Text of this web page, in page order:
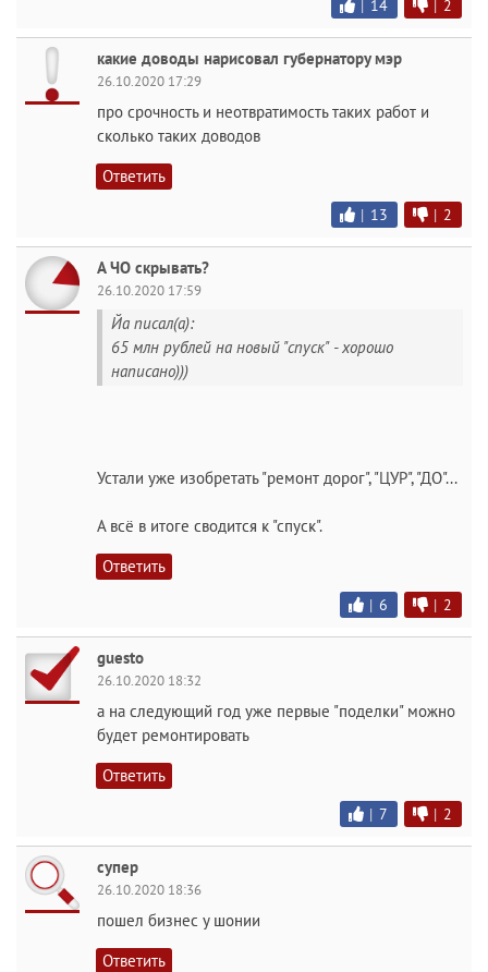
14 2
какие доводы нарисовал губернатору мэр
26.10.2020 17:29
про срочность и неотвратимость таких работ и
сколько таких доводов
Ответить
| 13 | 2
А ЧО скрывать?
26.10.2020 17:59
Йа писал(а):
65 млн рублей на новый "спуск" - хорошо
написано)))
Устали уже изобретать "ремонт дорог", "ЦУР", "ДО"...
А всё в итоге сводится к "спуск".
Ответить
| 6 | 2
guesto
26.10.2020 18:32
а на следующий год уже первые "поделки" можно
будет ремонтировать
Ответить
| 7 | 2
супер
26.10.2020 18:36
пошел бизнес у шонии
Ответить